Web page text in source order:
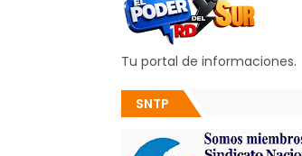
Tu portal de informaciones.
SNTP